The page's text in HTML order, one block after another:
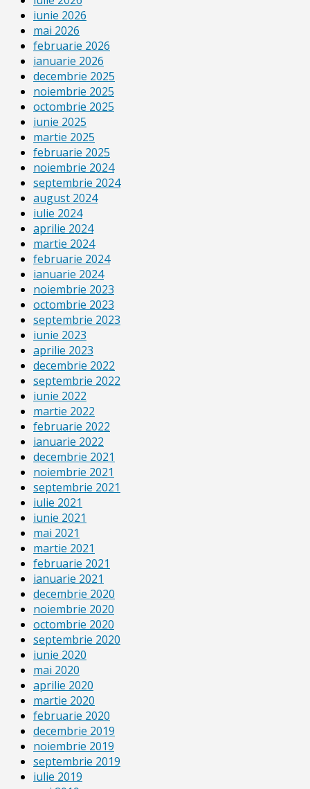
iunie 2026
mai 2026
februarie 2026
ianuarie 2026
decembrie 2025
noiembrie 2025
octombrie 2025
iunie 2025
martie 2025
februarie 2025
noiembrie 2024
septembrie 2024
august 2024
iulie 2024
aprilie 2024
martie 2024
februarie 2024
ianuarie 2024
noiembrie 2023
octombrie 2023
septembrie 2023
iunie 2023
aprilie 2023
decembrie 2022
septembrie 2022
iunie 2022
martie 2022
februarie 2022
ianuarie 2022
decembrie 2021
noiembrie 2021
septembrie 2021
iulie 2021
iunie 2021
mai 2021
martie 2021
februarie 2021
ianuarie 2021
decembrie 2020
noiembrie 2020
octombrie 2020
septembrie 2020
iunie 2020
mai 2020
aprilie 2020
martie 2020
februarie 2020
decembrie 2019
noiembrie 2019
septembrie 2019
iulie 2019